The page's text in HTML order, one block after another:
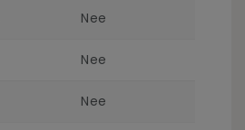
Nee
Nee
Nee